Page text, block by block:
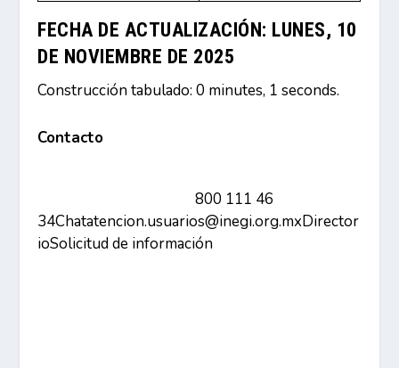
FECHA DE ACTUALIZACIÓN: LUNES, 10
DE NOVIEMBRE DE 2025
Construcción tabulado: 0 minutes, 1 seconds.
Contacto
800 111 46
34Chatatencion.usuarios@inegi.org.mxDirector
ioSolicitud de información